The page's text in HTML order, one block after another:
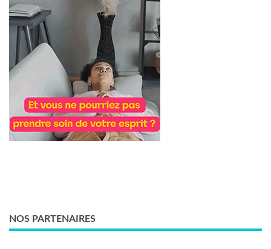
NOS PARTENAIRES